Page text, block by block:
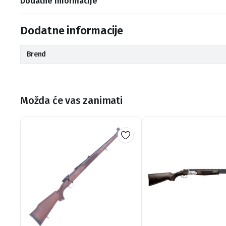
Dodatne informacije
Brend
Možda će vas zanimati